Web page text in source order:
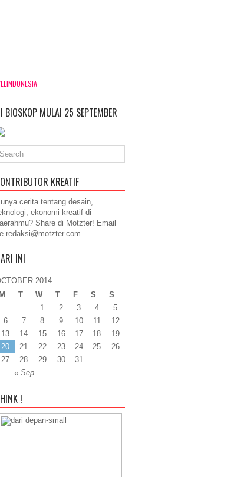
BIOSKOP MULAI 25 SEPTEMBER
KREATIF
cerita tentang desain,
ekonomi kreatif di
Share di Motzter! Email
redaksi@motzter.com
INI
2014
M
T W T F S S
« Sep
1 2 3 4
5
6
7 8 9 10 11
12
13
14 15 16 17 18
19
20
21 22 23 24 25
26
27
28 29 30 31
!